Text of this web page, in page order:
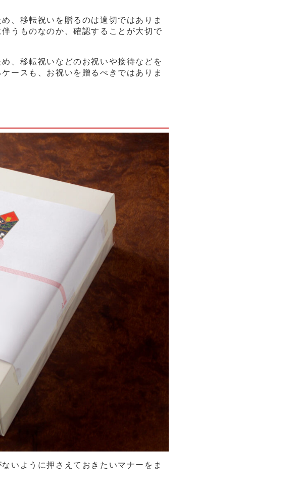
、移転祝いを贈るのは適切ではありま
うものなのか、確認することが大切で
、移転祝いなどのお祝いや接待などを
ースも、お祝いを贈るべきではありま
いように押さえておきたいマナーをま